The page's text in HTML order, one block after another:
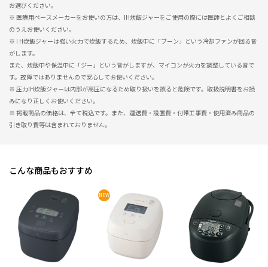
お選びください。
※ 医療用ペースメーカーをお使いの方は、IH炊飯ジャーをご使用の際には医師とよくご相談
のうえお使いください。
※ I H炊飯ジャーは強い火力で炊飯するため、炊飯中に「ブーン」という冷却ファンが回る音
がします。
また、炊飯中や保温中に「ジー」という音がしますが、マイコンが火力を調整している音で
す。故障ではありませんので安心してお使いください。
※ 圧力IH炊飯ジャーは内部が高圧になるため取り扱いを誤ると危険です。取扱説明書をお読
みになり正しくお使いください。
※ 掲載商品の価格は、全て税込です。また、運送費・設置費・付帯工事費・使用済み商品の
引き取り費等は含まれておりません。
こんな商品もおすすめ
NEW